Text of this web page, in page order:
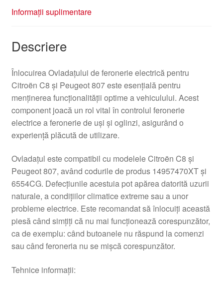
Informații suplimentare
Descriere
Înlocuirea Ovladațului de feronerie electrică pentru
Citroën C8 și Peugeot 807 este esențială pentru
menținerea funcționalității optime a vehiculului. Acest
component joacă un rol vital în controlul feronerie
electrice a feronerie de uși și oglinzi, asigurând o
experiență plăcută de utilizare.
Ovladațul este compatibil cu modelele Citroën C8 și
Peugeot 807, având codurile de produs 14957470XT și
6554CG. Defecțiunile acestuia pot apărea datorită uzurii
naturale, a condițiilor climatice extreme sau a unor
probleme electrice. Este recomandat să înlocuiți această
piesă când simțiți că nu mai funcționează corespunzător,
ca de exemplu: când butoanele nu răspund la comenzi
sau când feroneria nu se mișcă corespunzător.
Tehnice informații: